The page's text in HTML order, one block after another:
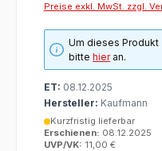
Preise exkl. MwSt. zzgl.
Um dieses
bittehieran.
ET: 08.12.2025
Hersteller: Kaufmann
Kurzfristig lieferbar
Erschienen: 08.12.2025
UVP/VK: 11,00 €